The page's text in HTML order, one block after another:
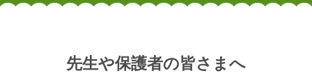
先生や保護者の皆さまへ